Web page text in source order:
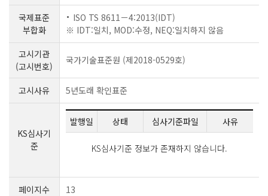
국제표준
부합화
ISO TS 8611－4:2013(IDT)
※ IDT:일치, MOD:수정, NEQ:일치하지 않음
고시기관
(고시번호)
국가기술표준원 (제2018-0529호)
고시사유 5년도래 확인표준
KS심사기
준
발행일 상태 심사기준파일 사유
KS심사기준 정보가 존재하지 않습니다.
페이지수 13